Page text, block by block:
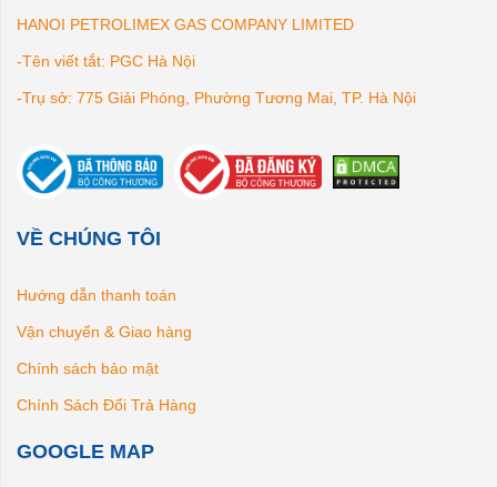
HANOI PETROLIMEX GAS COMPANY LIMITED
-Tên viết tắt: PGC Hà Nội
-Trụ sở: 775 Giải Phóng, Phường Tương Mai, TP. Hà Nội
VỀ CHÚNG TÔI
Hướng dẫn thanh toán
Vận chuyển & Giao hàng
Chính sách bảo mật
Chính Sách Đổi Trả Hàng
GOOGLE MAP